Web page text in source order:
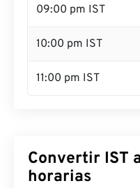
09:00 pm IST
10:00 pm IST
11:00 pm IST
Convertir IST
horarias